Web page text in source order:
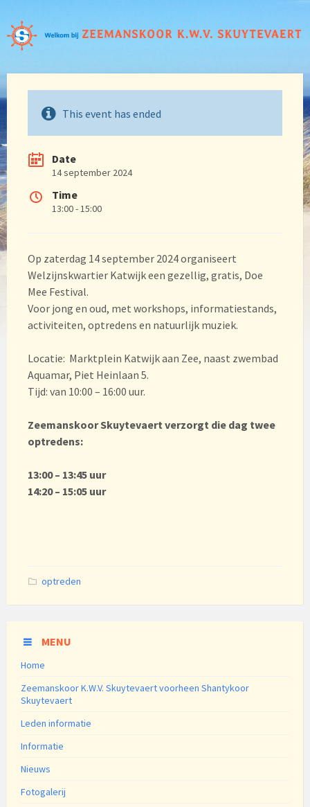
This event has ended
Date
14 september 2024
Time
13:00 - 15:00
Op zaterdag 14 september 2024 organiseert
Welzijnskwartier Katwijk een gezellig, gratis, Doe
Mee Festival.
Voor jong en oud, met workshops, informatiestands,
activiteiten, optredens en natuurlijk muziek.
Locatie: Marktplein Katwijk aan Zee, naast zwembad
Aquamar, Piet Heinlaan 5.
Tijd: van 10:00 – 16:00 uur.
Zeemanskoor Skuytevaert verzorgt die dag twee
optredens:
13:00 – 13:45 uur
14:20 – 15:05 uur
Categories:
optreden
MENU
Home
Zeemanskoor K.W.V. Skuytevaert voorheen Shantykoor
Skuytevaert
Leden informatie
Informatie
Nieuws
Fotogalerij